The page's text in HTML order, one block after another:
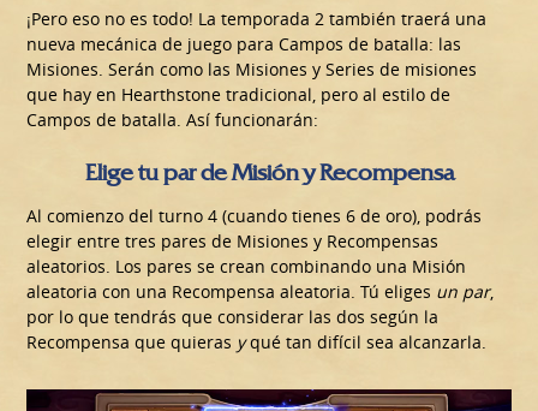
¡Pero eso no es todo! La temporada 2 también traerá una
nueva mecánica de juego para Campos de batalla: las
Misiones. Serán como las Misiones y Series de misiones
que hay en Hearthstone tradicional, pero al estilo de
Campos de batalla. Así funcionarán:
Elige tu par de Misión y Recompensa
Al comienzo del turno 4 (cuando tienes 6 de oro), podrás
elegir entre tres pares de Misiones y Recompensas
aleatorios. Los pares se crean combinando una Misión
aleatoria con una Recompensa aleatoria. Tú eliges un par,
por lo que tendrás que considerar las dos según la
Recompensa que quieras yqué tan difícil sea alcanzarla.